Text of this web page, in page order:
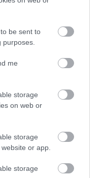
be sent to
me
storage
on web or
storage
or app.
storage
fogni a rossz
inkább nem
kockáztatni!!!!!!!
is velük de
vagyok
mert
van rossz napja
is vagy
már nem